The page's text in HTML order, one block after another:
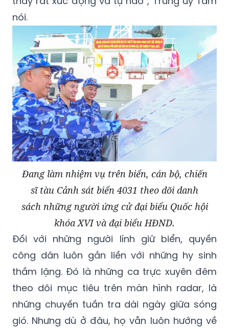
nói.
Đang làm nhiệm vụ trên biển, cán bộ, chiến
sĩ tàu Cảnh sát biển 4031 theo dõi danh
sách những người ứng cử đại biểu Quốc hội
khóa XVI và đại biểu HĐND.
Đối với những người lính giữ biển, quyền
công dân luôn gắn liền với những hy sinh
thầm lặng. Đó là những ca trực xuyên đêm
theo dõi mục tiêu trên màn hình radar, là
những chuyến tuần tra dài ngày giữa sóng
gió. Nhưng dù ở đâu, họ vẫn luôn hướng về